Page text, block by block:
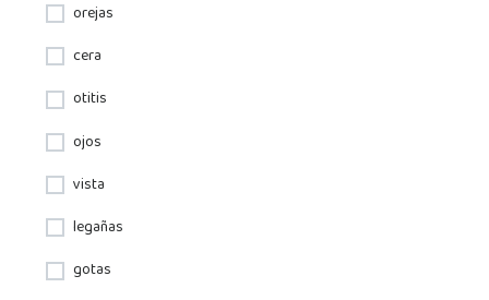
orejas
cera
otitis
ojos
vista
legañas
gotas